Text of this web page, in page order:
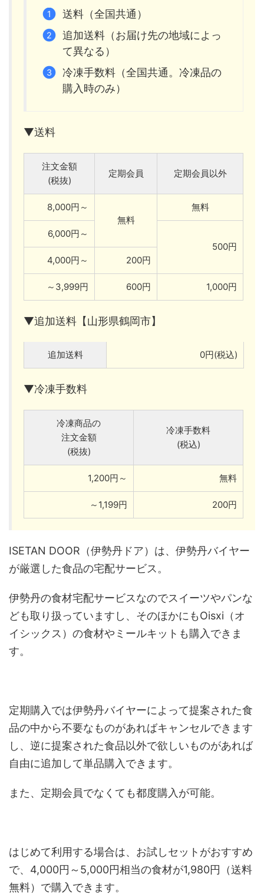
送料（全国共通）
追加送料（お届け先の地域によっ
て異なる）
冷凍手数料（全国共通。冷凍品の
購入時のみ）
▼送料
注文金額
(税抜)
定期会員 定期会員以外
8,000円～
無料
無料
6,000円～
500円
4,000円～
200円
～3,999円 600円 1,000円
▼追加送料【山形県鶴岡市】
追加送料 0円(税込)
▼冷凍手数料
冷凍商品の
注文金額
(税抜)
冷凍手数料
(税込)
1,200円～ 無料
～1,199円 200円
ISETAN DOOR（伊勢丹ドア）は、伊勢丹バイヤー
が厳選した食品の宅配サービス。
伊勢丹の食材宅配サービスなのでスイーツやパンな
ども取り扱っていますし、そのほかにもOisxi（オ
イシックス）の食材やミールキットも購入できま
す。
定期購入では伊勢丹バイヤーによって提案された食
品の中から不要なものがあればキャンセルできます
し、逆に提案された食品以外で欲しいものがあれば
自由に追加して単品購入できます。
また、定期会員でなくても都度購入が可能。
はじめて利用する場合は、お試しセットがおすすめ
で、4,000円～5,000円相当の食材が1,980円（送料
無料）で購入できます。